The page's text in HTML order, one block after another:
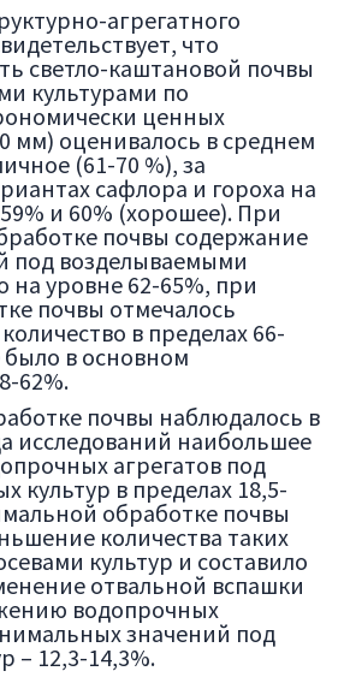
агрегатного
что
светло-каштановой почвы
культурами по
ценных
мм) оценивалось в среднем
(61-70 %), за
сафлора и гороха на
и 60% (хорошее). При
почвы содержание
под возделываемыми
на уровне 62-65%, при
почвы отмечалось
в пределах 66-
было в основном
62%.
почвы наблюдалось в
исследований наибольшее
агрегатов под
культур в пределах 18,5-
обработке почвы
количества таких
культур и составило
отвальной вспашки
водопрочных
значений под
– 12,3-14,3%.